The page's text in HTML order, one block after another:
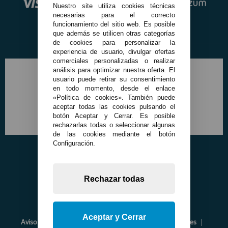
Aviso Legal Política de Privacidad Política de Cookies
Nuestro site utiliza cookies técnicas
necesarias para el correcto
funcionamiento del sitio web. Es posible
que además se utilicen otras categorías
de cookies para personalizar la
experiencia de usuario, divulgar ofertas
comerciales personalizadas o realizar
análisis para optimizar nuestra oferta. El
usuario puede retirar su consentimiento
en todo momento, desde el enlace
«Política de cookies». También puede
aceptar todas las cookies pulsando el
botón Aceptar y Cerrar. Es posible
rechazarlas todas o seleccionar algunas
de las cookies mediante el botón
Configuración.
Rechazar todas
Aceptar y Cerrar